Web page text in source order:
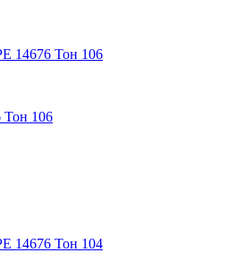
Тон 106